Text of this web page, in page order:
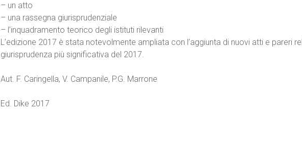
– un atto
– una rassegna giurisprudenziale
– l’inquadramento teorico degli istituti rilevanti
L’edizione 2017 è stata notevolmente ampliata con l’aggiunta di nuovi atti e pareri
giurisprudenza più significativa del 2017.
Aut. F. Caringella, V. Campanile, P.G. Marrone
Ed. Dike 2017